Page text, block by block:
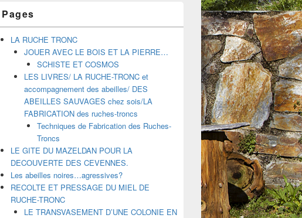
Pages
LA RUCHE TRONC
JOUER AVEC LE BOIS ET LA PIERRE…
SCHISTE ET COSMOS
LES LIVRES/ LA RUCHE-TRONC et
accompagnement des abeilles/ DES
ABEILLES SAUVAGES chez sois/LA
FABRICATION des ruches-troncs
Techniques de Fabrication des Ruches-
Troncs
LE GITE DU MAZELDAN POUR LA
DECOUVERTE DES CEVENNES.
Les abeilles noires…agressives?
RECOLTE ET PRESSAGE DU MIEL DE
RUCHE-TRONC
LE TRANSVASEMENT D’UNE COLONIE EN